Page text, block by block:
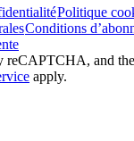
Politique
Conditions
reCAPTCHA, and
apply.